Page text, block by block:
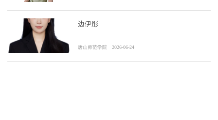
边伊彤
唐山师范学院 2026-06-24